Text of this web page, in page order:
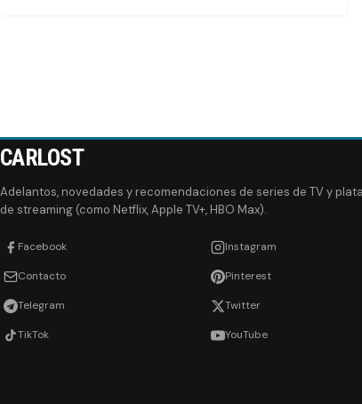
CARLOST
Adelantos, novedades y recomendaciones de series de TV y
de streaming (como Netflix, Apple TV+, HBO Max).
Facebook Instagram
Contacto Pinterest
Telegram Twitter
TikTok YouTube